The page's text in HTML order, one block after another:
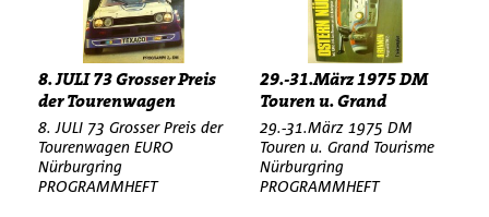
8. JULI 73 Grosser Preis
der Tourenwagen
EURO...
8. JULI 73 Grosser Preis der
Tourenwagen EURO
Nürburgring
PROGRAMMHEFT
29.-31.März 1975 DM
Touren u. Grand
Tourisme...
29.-31.März 1975 DM
Touren u. Grand Tourisme
Nürburgring
PROGRAMMHEFT